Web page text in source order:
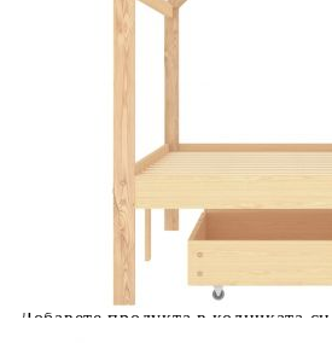
Please select credit institution
Цена на продукта:
Extraction of information from credit
Добавете продукта в количката
вноски на кредита.
Acest tabel are caracter informativ.
coșul de cumpărături unde veți putea
cererii de creditare.
Предоставената таблица е с
Добавете продукта в количката